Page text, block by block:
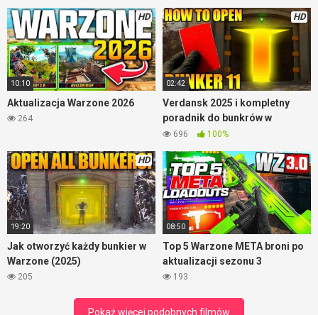
podoba, ale czy warto nim grać? W sumie to sami musicie
odpowiedzieć sobie na to pytanie. jak ktoś lubi kolorowe skiny,
będzie zachwycony. Bo osiągami to on nie powala.
HD
10:10
Aktualizacja Warzone 2026
264
HD
02:42
Verdansk 2025 i kompletny
poradnik do bunkrów w
Warzone
696 100%
HD
19:20
Jak otworzyć każdy bunkier w
Warzone (2025)
205
08:50
Top 5 Warzone META broni po
aktualizacji sezonu 3
193
Pokaż więcej podobnych filmów